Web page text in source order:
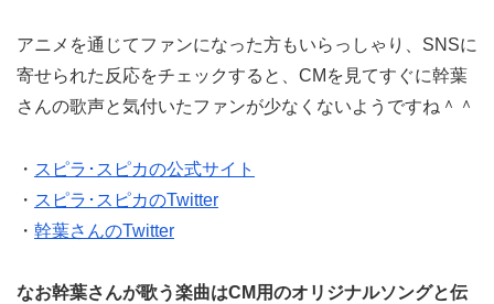
アニメを通じてファンになった方もいらっしゃり、SNSに
寄せられた反応をチェックすると、CMを見てすぐに幹葉
さんの歌声と気付いたファンが少なくないようですね＾＾
・ スピラ･スピカの公式サイト
・ スピラ･スピカのTwitter
・ 幹葉さんのTwitter
なお幹葉さんが歌う楽曲はCM用のオリジナルソングと伝